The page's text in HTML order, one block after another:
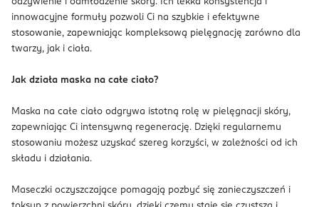
innowacyjne formuły pozwoli Ci na szybkie i efektywne
stosowanie, zapewniając kompleksową pielęgnację zarówno dla
twarzy, jak i ciała.
Jak działa maska na całe ciało?
Maska na całe ciało odgrywa istotną rolę w pielęgnacji skóry,
zapewniając Ci intensywną regenerację. Dzięki regularnemu
stosowaniu możesz uzyskać szereg korzyści, w zależności od ich
składu i działania.
Maseczki oczyszczające pomagają pozbyć się zanieczyszczeń i